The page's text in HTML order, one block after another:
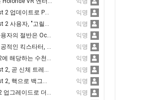
험가능)
Reverie
Wars 2: Hyperdrive
Oculus Quest 2 업데이트로 PC 에어링크 품질 향상
익명
Oculus Quest 2 사용자, "고릴라 팔 증후군" 주의
익명
Steam VR 사용자의 절반은 Oculus Quest2를 가지고 있다고 밝혀져
익명
Lynx-R1의 성공적인 킥스타터, 80만 달러 모금 달성
익명
Sony, PSVR 2에 해당하는 수천 개의 개발 키트 출하
익명
Oculus Quest 2, 곧 신체 트레킹 지원 추가
익명
Oculus Quest 2, 핵으로 백그라운드 Discords와 Spotify 앱 구동 가능
익명
HP Reverb G2 업그레이드로 더 나은 트래킹과 새로운 얼굴 개스킷 추가
익명